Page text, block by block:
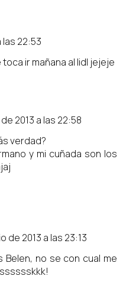
las 22:53
toca ir mañana al lidl jejeje
2013 a las 22:58
verdad?
y mi cuñada son los
de 2013 a las 23:13
no se con cual me